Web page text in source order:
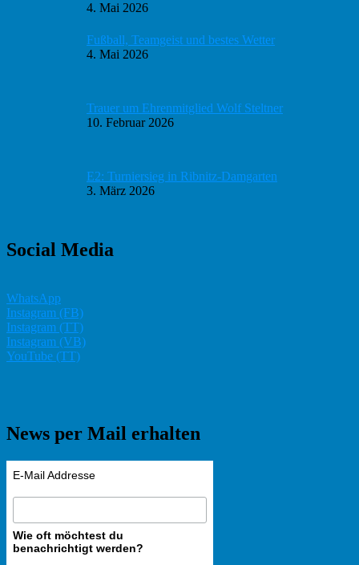
4. Mai 2026
Fußball, Teamgeist und bestes Wetter
4. Mai 2026
Trauer um Ehrenmitglied Wolf Steltner
10. Februar 2026
E2: Turniersieg in Ribnitz-Damgarten
3. März 2026
Social Media
WhatsApp
Instagram (FB)
Instagram (TT)
Instagram (VB)
YouTube (TT)
News per Mail erhalten
E-Mail Addresse
Wie oft möchtest du
benachrichtigt werden?